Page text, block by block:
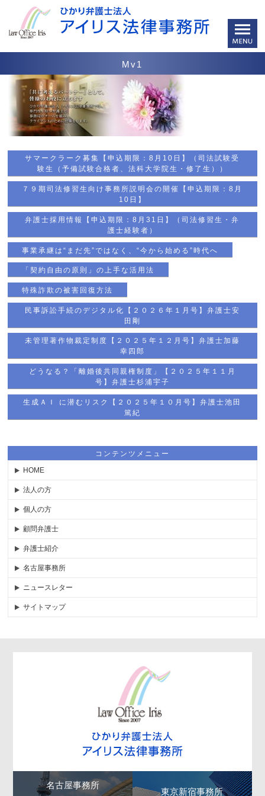
Mv1
サマークラーク募集【申込期限：8月10日】（司法試験受
験生（予備試験合格者、法科大学院生・修了生））
７９期司法修習生向け事務所説明会の開催【申込期限：8月
10日】
弁護士採用情報【申込期限：8月31日】（司法修習生・弁
護士経験者）
事業承継は“まだ先”ではなく、“今から始める”時代へ
「契約自由の原則」の上手な活用法
特殊詐欺の被害回復方法
民事訴訟手続のデジタル化【２０２６年１月号】弁護士安
田剛
未管理著作物裁定制度【２０２５年１２月号】弁護士加藤
幸四郎
どうなる？「離婚後共同親権制度」【２０２５年１１月
号】弁護士杉浦宇子
生成ＡＩ に潜むリスク【２０２５年１０月号】弁護士池田
篤紀
コンテンツメニュー
HOME
法人の方
個人の方
顧問弁護士
弁護士紹介
名古屋事務所
ニュースレター
サイトマップ
名古屋事務所
東京新宿事務所